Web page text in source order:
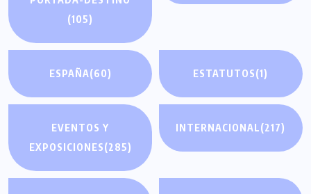
(105)
ESPAÑA(60) ESTATUTOS(1)
EVENTOS Y
EXPOSICIONES(285)
INTERNACIONAL(217)